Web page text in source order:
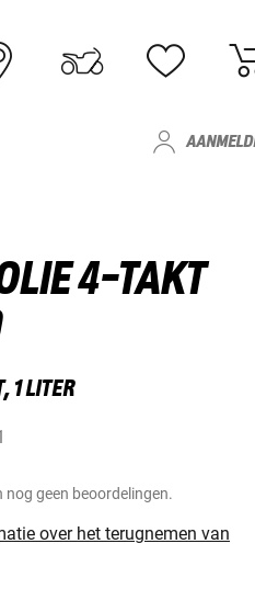
4-TAKT
1 LITER
nog geen beoordelingen.
over het terugnemen van